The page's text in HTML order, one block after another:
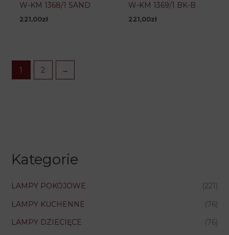
Kategorie
LAMPY POKOJOWE
(221)
LAMPY KUCHENNE
(76)
LAMPY DZIECIĘCE
(76)
W-KM 1368/1 SAND
221,00zł
W-KM 1369/1 BK-B
221,00zł
1 2 →